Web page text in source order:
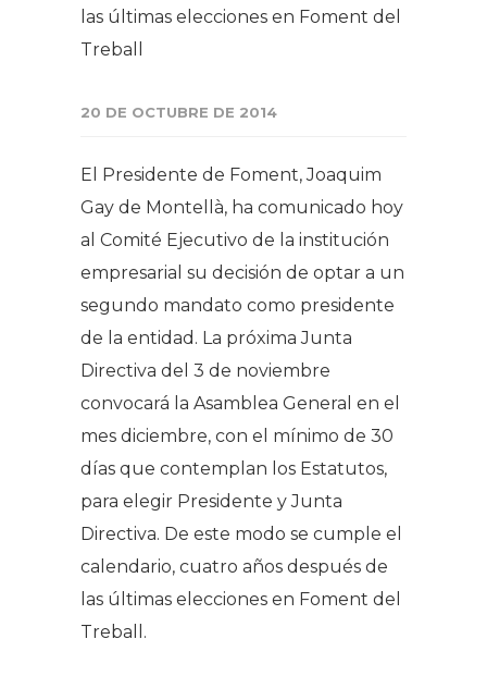
las últimas elecciones en Foment del
Treball
20 DE OCTUBRE DE 2014
El Presidente de Foment, Joaquim
Gay de Montellà, ha comunicado hoy
al Comité Ejecutivo de la institución
empresarial su decisión de optar a un
segundo mandato como presidente
de la entidad. La próxima Junta
Directiva del 3 de noviembre
convocará la Asamblea General en el
mes diciembre, con el mínimo de 30
días que contemplan los Estatutos,
para elegir Presidente y Junta
Directiva. De este modo se cumple el
calendario, cuatro años después de
las últimas elecciones en Foment del
Treball.